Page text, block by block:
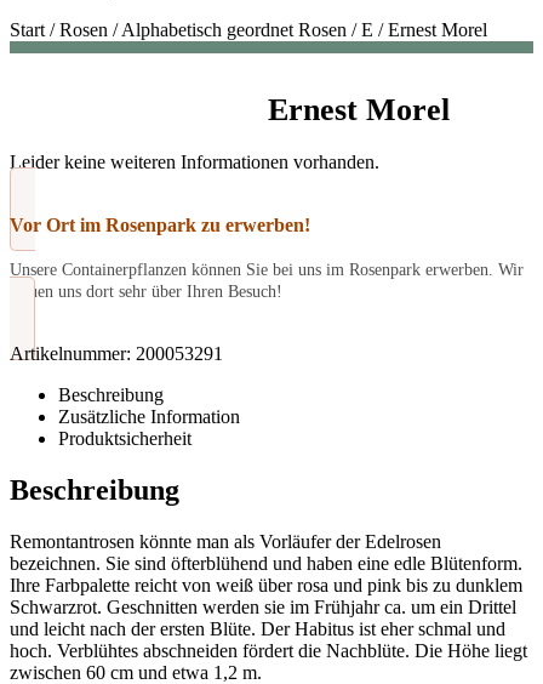
Start /Rosen /Alphabetisch geordnet Rosen /E /Ernest Morel
Ernest Morel
Leider keine weiteren Informationen vorhanden.
Vor Ort im Rosenpark zu erwerben!
Unsere Containerpflanzen können Sie bei uns im Rosenpark erwerben. Wir
freuen uns dort sehr über Ihren Besuch!
Artikelnummer: 200053291
Beschreibung
Zusätzliche Information
Produktsicherheit
Beschreibung
Remontantrosen könnte man als Vorläufer der Edelrosen
bezeichnen. Sie sind öfterblühend und haben eine edle Blütenform.
Ihre Farbpalette reicht von weiß über rosa und pink bis zu dunklem
Schwarzrot. Geschnitten werden sie im Frühjahr ca. um ein Drittel
und leicht nach der ersten Blüte. Der Habitus ist eher schmal und
hoch. Verblühtes abschneiden fördert die Nachblüte. Die Höhe liegt
zwischen 60 cm und etwa 1,2 m.